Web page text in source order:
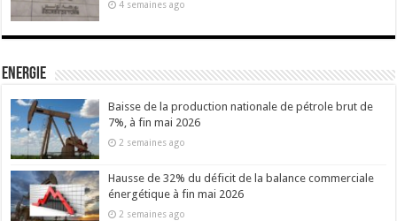
4 semaines ago
Energie
Baisse de la production nationale de pétrole brut de
7%, à fin mai 2026
2 semaines ago
Hausse de 32% du déficit de la balance commerciale
énergétique à fin mai 2026
2 semaines ago